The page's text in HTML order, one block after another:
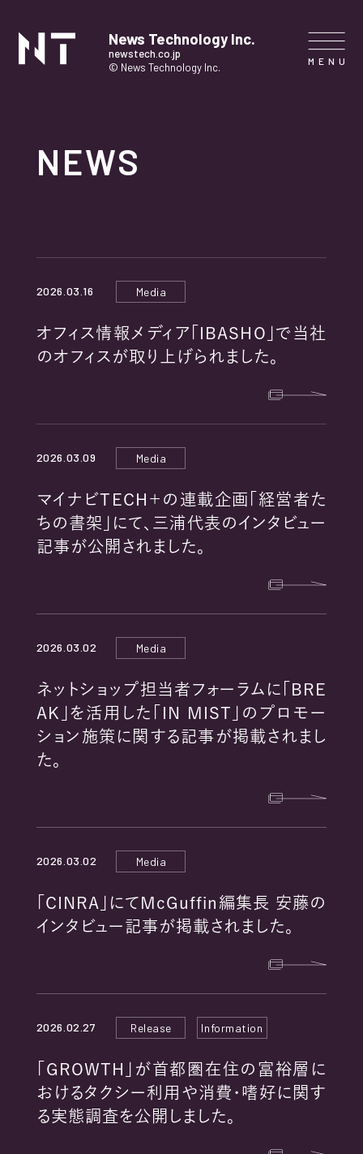
News Technology Inc.
newstech.co.jp
© News Technology Inc.
POLICY
POLICY
NEWS
2026.03.16 Media
オフィス情報メディア「IBASHO」で当社
のオフィスが取り上げられました。
2026.03.09 Media
マイナビTECH＋の連載企画「経営者た
ちの書架」にて、三浦代表のインタビュー
記事が公開されました。
2026.03.02 Media
ネットショップ担当者フォーラムに「BRE
AK」を活用した「IN MIST」のプロモー
ション施策に関する記事が掲載されまし
た。
2026.03.02 Media
「CINRA」にてMcGuffin編集長 安藤の
インタビュー記事が掲載されました。
2026.02.27 Release Information
「GROWTH」が首都圏在住の富裕層に
おけるタクシー利用や消費・嗜好に関す
る実態調査を公開しました。